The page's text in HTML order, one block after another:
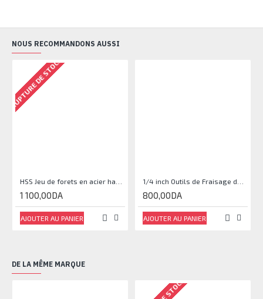
NOUS RECOMMANDONS AUSSI
RUPTURE DE STOCK
1 100,00DA
AJOUTER AU PANIER
800,00DA
AJOUTER AU PANIER
DE LA MÊME MARQUE